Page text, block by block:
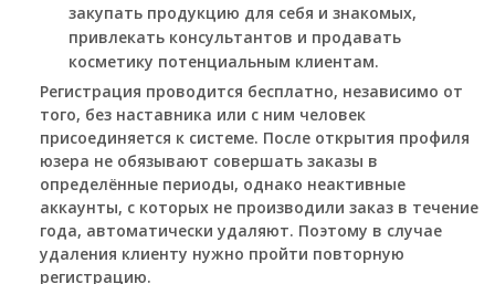
закупать продукцию для себя и знакомых,
привлекать консультантов и продавать
косметику потенциальным клиентам.
Регистрация проводится бесплатно, независимо от
того, без наставника или с ним человек
присоединяется к системе. После открытия профиля
юзера не обязывают совершать заказы в
определённые периоды, однако неактивные
аккаунты, с которых не производили заказ в течение
года, автоматически удаляют. Поэтому в случае
удаления клиенту нужно пройти повторную
регистрацию.